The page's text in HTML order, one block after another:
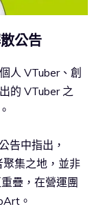
公告
人 VTuber、創
的 VTuber 之
告中指出，
集之地，並非
疊，在營運團
。